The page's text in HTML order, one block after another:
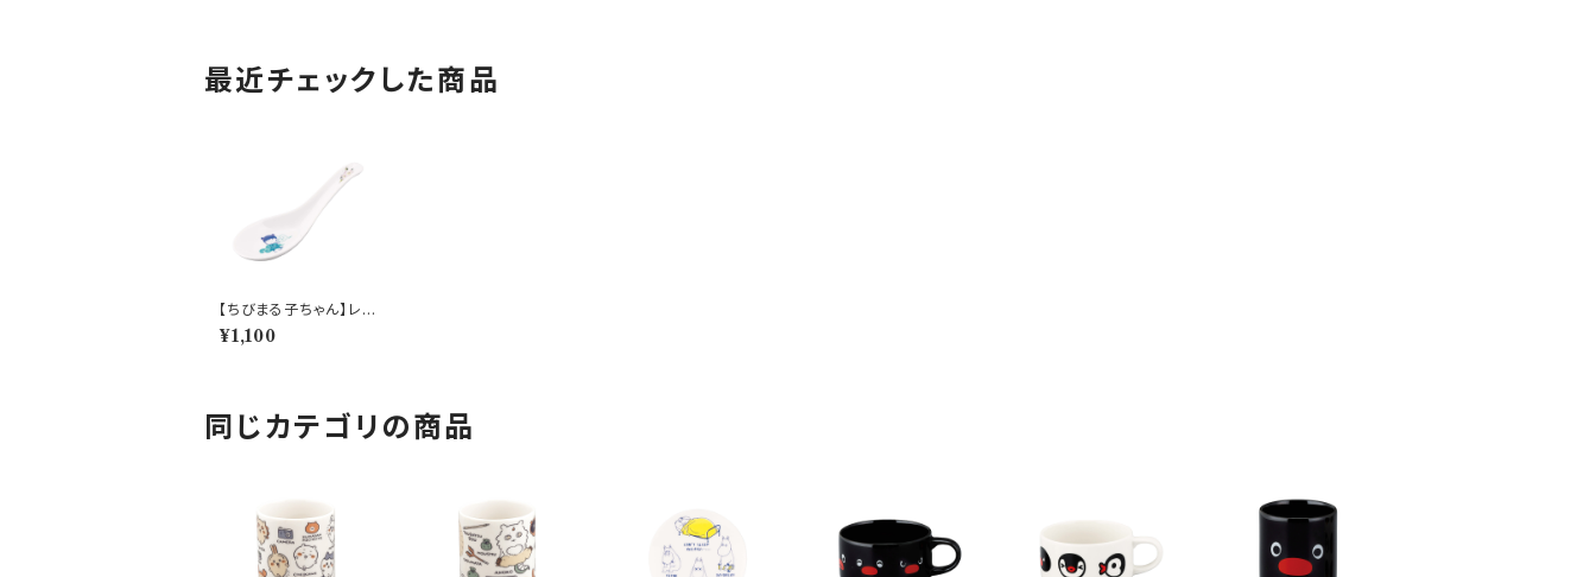
最近チェックした商品
【ちびまる子ちゃん】レン
ゲ(ブルー)【CM60】C
M62-313
¥1,100
同じカテゴリの商品